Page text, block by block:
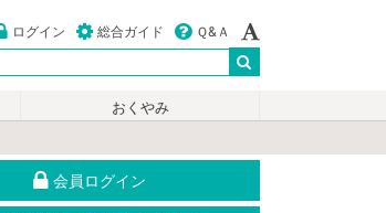
ログイン 総合ガイド Ｑ&Ａ
おくやみ
会員ログイン